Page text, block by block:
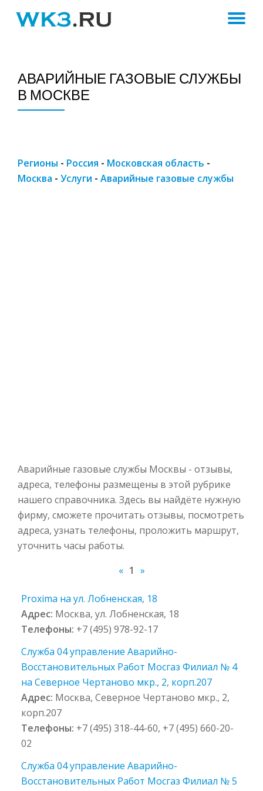
АВАРИЙНЫЕ ГАЗОВЫЕ СЛУЖБЫ
В МОСКВЕ
Регионы - Россия - Московская область -
Москва - Услуги - Аварийные газовые службы
Аварийные газовые службы Москвы - отзывы,
адреса, телефоны размещены в этой рубрике
нашего справочника. Здесь вы найдёте нужную
фирму, сможете прочитать отзывы, посмотреть
адреса, узнать телефоны, проложить маршрут,
уточнить часы работы.
« 1 »
Proxima на ул. Лобненская, 18
Адрес: Москва, ул. Лобненская, 18
Телефоны: +7 (495) 978-92-17
Служба 04 управление Аварийно-
Восстановительных Работ Мосгаз Филиал № 4
на Северное Чертаново мкр., 2, корп.207
Адрес: Москва, Северное Чертаново мкр., 2,
корп.207
Телефоны: +7 (495) 318-44-60, +7 (495) 660-20-
02
Служба 04 управление Аварийно-
Восстановительных Работ Мосгаз Филиал № 5